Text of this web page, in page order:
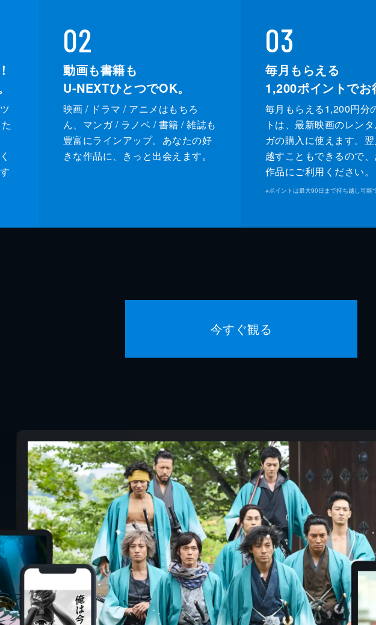
02
動画も書籍も
U-NEXTひとつでOK。
映画 / ドラマ / アニメはもちろ
ん、マンガ / ラノベ / 書籍 / 雑誌も
豊富にラインアップ。あなたの好
きな作品に、きっと出会えます。
03
毎月もらえる
1,200ポイントでお
毎月もらえる1,200円分
トは、最新映画のレン
ガの購入に使えます。
越すこともできるので
作品にご利用ください。
※ポイントは最大90日まで持ち越し可能
今すぐ観る